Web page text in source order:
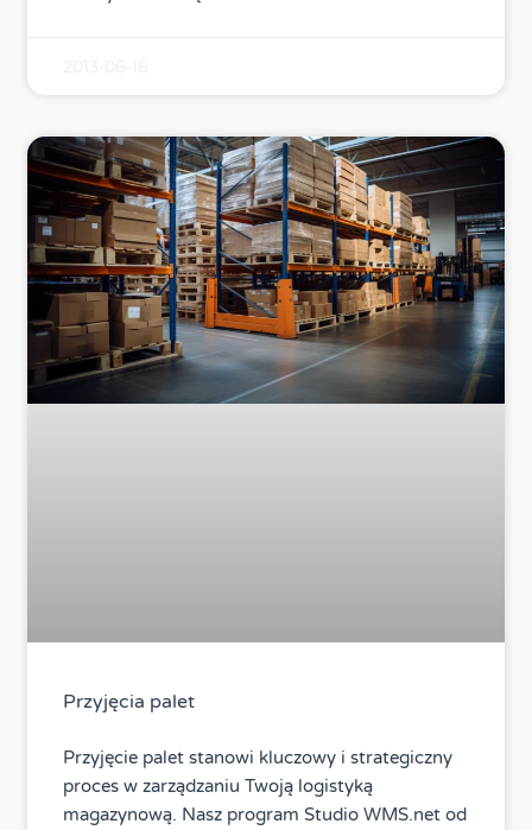
Przyjęcia palet
Przyjęcie palet stanowi kluczowy i strategiczny
proces w zarządzaniu Twoją logistyką
magazynową. Nasz program Studio WMS.net od